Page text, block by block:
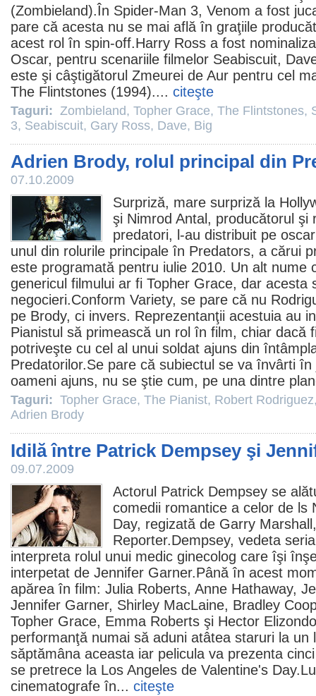
(Zombieland).În Spider-Man 3, Venom a fost
pare că acesta nu se mai află în graţiile
acest rol în spin-off.Harry Ross a fost
Oscar, pentru scenariile filmelor Seabiscuit,
este şi câştigătorul Zmeurei de Aur pentru cel
The Flintstones (1994).... citeşte
Taguri: Zombieland, Topher Grace, The Flintstones,
3, Seabiscuit, Gary Ross, Dave, Big
Adrien Brody, rolul principal din
07.10.2009
Surpriză, mare surpriză la
şi Nimrod Antal, producătorul şi
predatori, l-au distribuit pe
unul din rolurile principale în Predators, a cărui
este programată pentru iulie 2010. Un alt nume
genericul filmului ar fi Topher Grace, dar acesta
negocieri.Conform Variety, se pare că nu
pe Brody, ci invers. Reprezentanţii acestuia au
Pianistul să primească un rol în film, chiar dacă
potriveşte cu cel al unui soldat ajuns din
Predatorilor.Se pare că subiectul se va învârti
oameni ajuns, nu se ştie cum, pe una dintre
Taguri: Topher Grace, The Pianist, Robert Rodriguez
Adrien Brody
Idilă între Patrick Dempsey şi
09.07.2009
Actorul Patrick Dempsey se
comedii romantice a celor de ls
Day, regizată de Garry Marshall
Reporter.Dempsey, vedeta
interpreta rolul unui medic ginecolog care îşi
interpetat de Jennifer Garner.Până în acest
apărea în film: Julia Roberts, Anne Hathaway,
Jennifer Garner, Shirley MacLaine, Bradley
Topher Grace, Emma Roberts şi Hector Elizondo
performanţă numai să aduni atâtea staruri la un
săptămâna aceasta iar pelicula va prezenta
se pretrece la Los Angeles de Valentine's
cinematografe în... citeşte